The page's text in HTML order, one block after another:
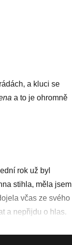
a kluci se
a to je ohromně
rok už byl
stihla, měla jsem
včas ze svého
a nepřijdu o hlas.